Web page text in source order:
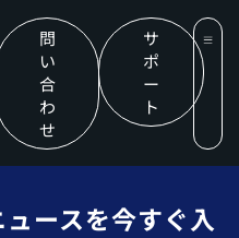
問
い
合
わ
せ
サ
ポ
ー
ト
ースを今すぐ入